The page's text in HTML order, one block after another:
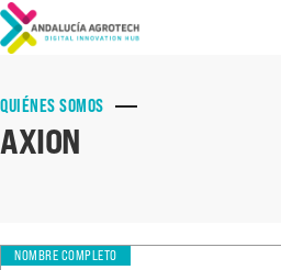
QUIÉNES SOMOS
AXION
NOMBRE COMPLETO